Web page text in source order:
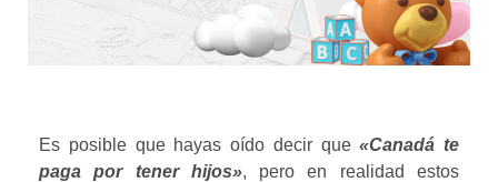
Es posible que hayas oído decir que«Canadá te
paga por tener hijos», pero en realidad estos